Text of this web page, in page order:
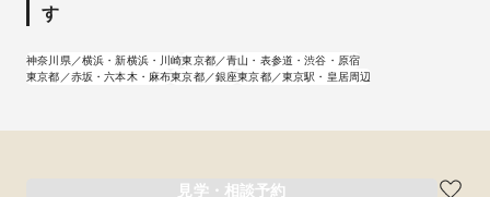
す
神奈川県／横浜・新横浜・川崎東京都／青山・表参道・渋谷・原宿
東京都／赤坂・六本木・麻布東京都／銀座東京都／東京駅・皇居周辺
見学・相談予約